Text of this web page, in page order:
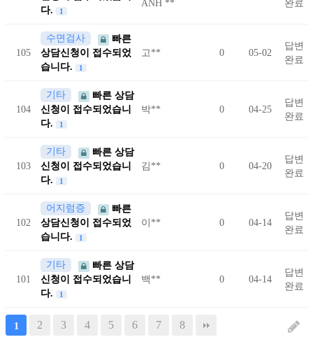
다.
1
ANH **
완료
105
수면검사
빠른
상담신청이 접수되었
습니다.
1
고** 0 05-02
답변
완료
104
기타
빠른 상담
신청이 접수되었습니
다.
1
박** 0 04-25
답변
완료
103
기타
빠른 상담
신청이 접수되었습니
다.
1
김** 0 04-20
답변
완료
102
어지럼증
빠른
상담신청이 접수되었
습니다.
1
이** 0 04-14
답변
완료
101
기타
빠른 상담
신청이 접수되었습니
다.
1
백** 0 04-14
답변
완료
1 2 3 4 5 6 7 8